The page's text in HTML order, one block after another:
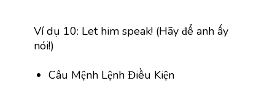
Ví dụ 10: Let him speak! (Hãy để anh ấy
nói!)
Câu Mệnh Lệnh Điều Kiện